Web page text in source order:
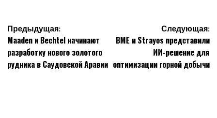
Навигация
по
записям
Предыдущая:
Maaden и Bechtel начинают
разработку нового золотого
рудника в Саудовской Аравии
Следующая:
BME и Strayos представили
ИИ-решение для
оптимизации горной добычи